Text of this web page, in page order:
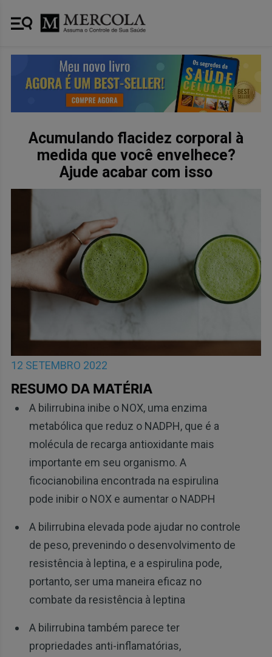
Acumulando flacidez corporal à
medida que você envelhece?
Ajude acabar com isso
12 SETEMBRO 2022
RESUMO DA MATÉRIA
A bilirrubina inibe o NOX, uma enzima
metabólica que reduz o NADPH, que é a
molécula de recarga antioxidante mais
importante em seu organismo. A
ficocianobilina encontrada na espirulina
pode inibir o NOX e aumentar o NADPH
A bilirrubina elevada pode ajudar no controle
de peso, prevenindo o desenvolvimento de
resistência à leptina, e a espirulina pode,
portanto, ser uma maneira eficaz no
combate da resistência à leptina
A bilirrubina também parece ter
propriedades anti-inflamatórias,